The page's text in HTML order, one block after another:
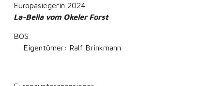
Europasiegerin 2024
La-Bella vom Okeler Forst
BOS
Eigentümer: Ralf Brinkmann